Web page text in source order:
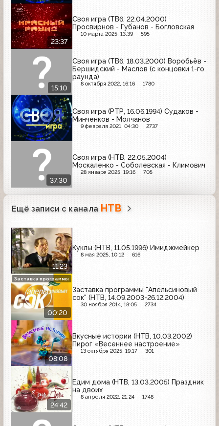
23:37
Своя игра (ТВ6, 22.04.2000)
Просвирнов - Губанов - Богловская
10 марта 2025, 13:39 595
15:10
Своя игра (ТВ6, 18.03.2000) Воробьёв -
Бершидский - Маслов (с концовки 1-го
раунда)
8 октября 2022, 16:16 1780
Своя игра (РТР, 16.06.1994) Судаков -
Минченков - Молчанов
9 февраля 2021, 04:30 2737
37:30
Своя игра (НТВ, 22.05.2004)
Москаленко - Соболевская - Климович
28 января 2025, 19:16 705
Ещё записи с канала НТВ
11:23
Куклы (НТВ, 11.05.1996) Имиджмейкер
8 мая 2025, 10:12 616
00:20
Заставка программы "Апельсиновый
сок" (НТВ, 14.09.2003-26.12.2004)
30 ноября 2014, 18:05 2734
Заставка программы
08:08
Вкусные истории (НТВ, 10.03.2002)
Пирог «Весеннее настроение»
13 октября 2025, 19:17 301
24:42
Едим дома (НТВ, 13.03.2005) Праздник
на двоих
8 апреля 2022, 21:24 1748